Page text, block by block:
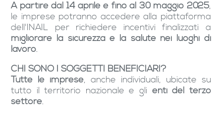
A partire dal 14 aprile e fino al 30 maggio 2025,
le imprese potranno accedere alla piattaforma
dell'INAIL per richiedere incentivi finalizzati a
migliorare la sicurezza e la salute nei luoghi di
lavoro.
CHI SONO I SOGGETTI BENEFICIARI?
Tutte le imprese, anche individuali, ubicate su
tutto il territorio nazionale e gli enti del terzo
settore.